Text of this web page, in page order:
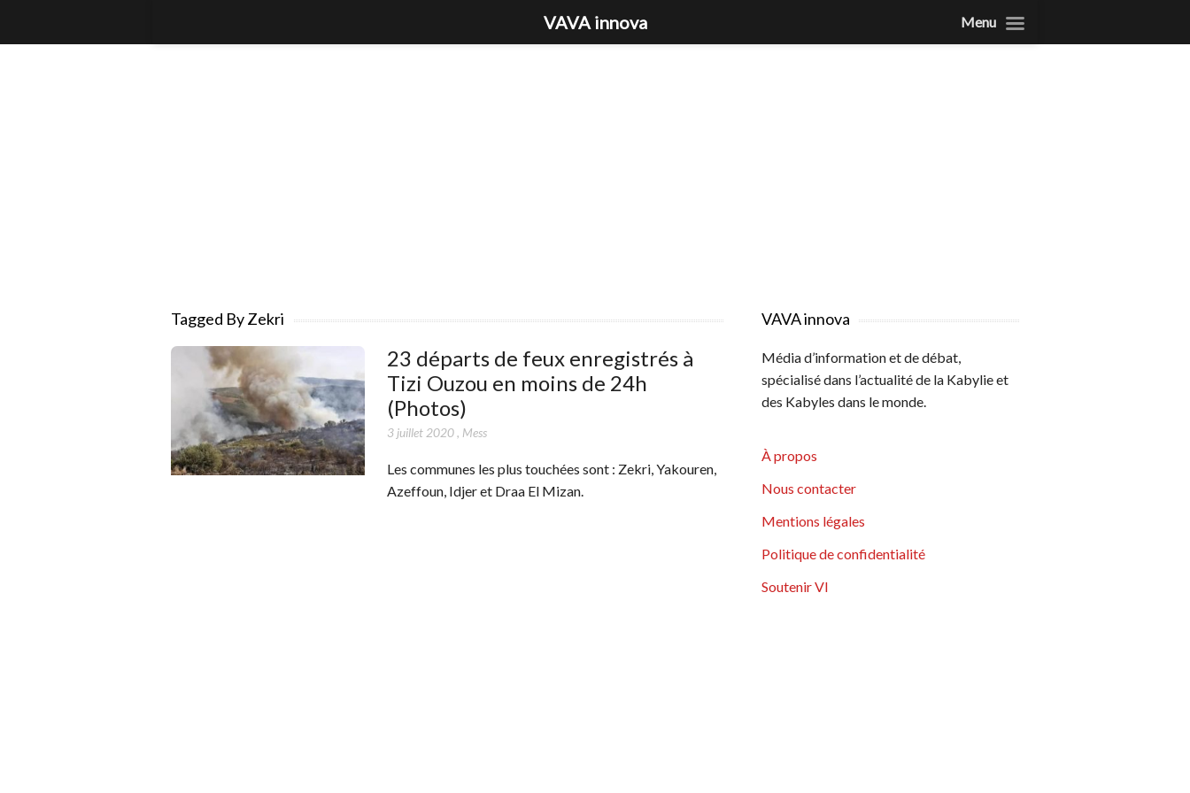
Tagged By Zekri
23 départs de feux enregistrés à
Tizi Ouzou en moins de 24h
(Photos)
3 juillet 2020, Mess
Les communes les plus touchées sont : Zekri, Yakouren,
Azeffoun, Idjer et Draa El Mizan.
VAVA innova
Média d’information et de débat,
spécialisé dans l’actualité de la Kabylie et
des Kabyles dans le monde.
À propos
Nous contacter
Mentions légales
Politique de confidentialité
Soutenir VI
VAVA innova Menu